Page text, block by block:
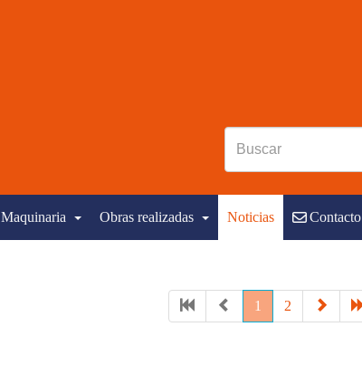
Maquinaria Obras realizadas Noticias Contacto
1 2